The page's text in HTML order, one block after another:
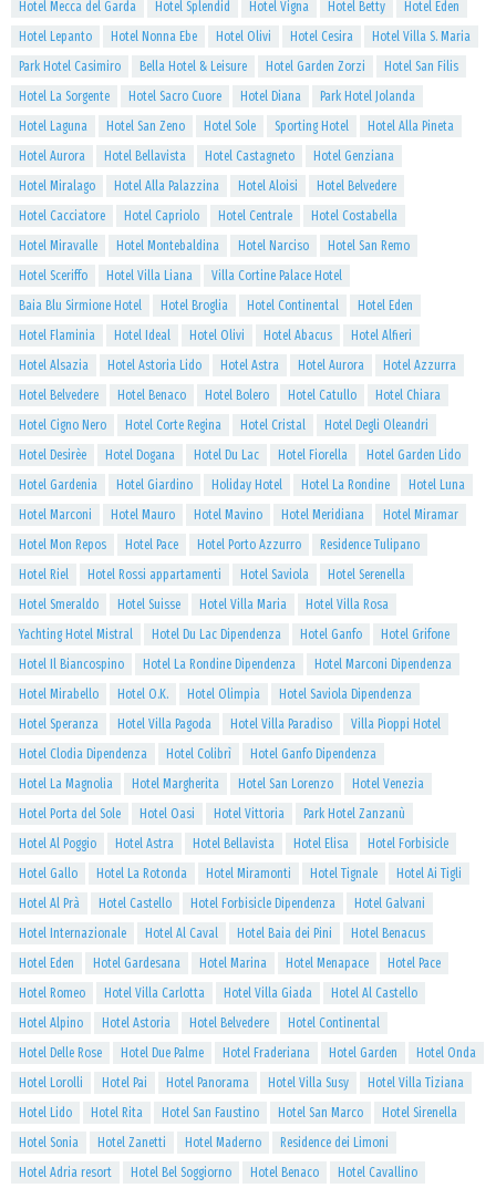
Hotel Mecca del Garda Hotel Splendid Hotel Vigna Hotel Betty
Hotel Eden
Hotel Lepanto
Hotel Nonna Ebe Hotel Olivi Hotel Cesira
Hotel Villa S. Maria
Park Hotel Casimiro
Bella Hotel & Leisure Hotel Garden Zorzi
Hotel San Filis
Hotel La Sorgente
Hotel Sacro Cuore Hotel Diana
Park Hotel Jolanda
Hotel Laguna
Hotel San Zeno Hotel Sole Sporting Hotel
Hotel Alla Pineta
Hotel Aurora
Hotel Bellavista Hotel Castagneto
Hotel Genziana
Hotel Miralago
Hotel Alla Palazzina Hotel Aloisi
Hotel Belvedere
Hotel Cacciatore
Hotel Capriolo Hotel Centrale
Hotel Costabella
Hotel Miravalle
Hotel Montebaldina Hotel Narciso
Hotel San Remo
Hotel Sceriffo
Hotel Villa Liana
Villa Cortine Palace Hotel
Baia Blu Sirmione Hotel
Hotel Broglia Hotel Continental
Hotel Eden
Hotel Flaminia
Hotel Ideal Hotel Olivi Hotel Abacus
Hotel Alfieri
Hotel Alsazia
Hotel Astoria Lido Hotel Astra Hotel Aurora
Hotel Azzurra
Hotel Belvedere
Hotel Benaco Hotel Bolero Hotel Catullo
Hotel Chiara
Hotel Cigno Nero
Hotel Corte Regina Hotel Cristal
Hotel Degli Oleandri
Hotel Desirèe
Hotel Dogana Hotel Du Lac Hotel Fiorella
Hotel Garden Lido
Hotel Gardenia
Hotel Giardino Holiday Hotel Hotel La Rondine
Hotel Luna
Hotel Marconi
Hotel Mauro Hotel Mavino Hotel Meridiana
Hotel Miramar
Hotel Mon Repos
Hotel Pace Hotel Porto Azzurro
Residence Tulipano
Hotel Riel
Hotel Rossi appartamenti Hotel Saviola
Hotel Serenella
Hotel Smeraldo
Hotel Suisse Hotel Villa Maria
Hotel Villa Rosa
Yachting Hotel Mistral
Hotel Du Lac Dipendenza Hotel Ganfo
Hotel Grifone
Hotel Il Biancospino
Hotel La Rondine Dipendenza
Hotel Marconi Dipendenza
Hotel Mirabello
Hotel O.K. Hotel Olimpia
Hotel Saviola Dipendenza
Hotel Speranza
Hotel Villa Pagoda Hotel Villa Paradiso
Villa Pioppi Hotel
Hotel Clodia Dipendenza
Hotel Colibrì
Hotel Ganfo Dipendenza
Hotel La Magnolia
Hotel Margherita Hotel San Lorenzo
Hotel Venezia
Hotel Porta del Sole
Hotel Oasi Hotel Vittoria
Park Hotel Zanzanù
Hotel Al Poggio
Hotel Astra Hotel Bellavista Hotel Elisa
Hotel Forbisicle
Hotel Gallo
Hotel La Rotonda Hotel Miramonti Hotel Tignale
Hotel Ai Tigli
Hotel Al Prà
Hotel Castello Hotel Forbisicle Dipendenza
Hotel Galvani
Hotel Internazionale
Hotel Al Caval Hotel Baia dei Pini
Hotel Benacus
Hotel Eden
Hotel Gardesana Hotel Marina Hotel Menapace
Hotel Pace
Hotel Romeo
Hotel Villa Carlotta Hotel Villa Giada
Hotel Al Castello
Hotel Alpino
Hotel Astoria Hotel Belvedere
Hotel Continental
Hotel Delle Rose
Hotel Due Palme Hotel Fraderiana Hotel Garden
Hotel Onda
Hotel Lorolli
Hotel Pai Hotel Panorama Hotel Villa Susy
Hotel Villa Tiziana
Hotel Lido
Hotel Rita Hotel San Faustino Hotel San Marco
Hotel Sirenella
Hotel Sonia
Hotel Zanetti Hotel Maderno
Residence dei Limoni
Hotel Adria resort
Hotel Bel Soggiorno Hotel Benaco
Hotel Cavallino